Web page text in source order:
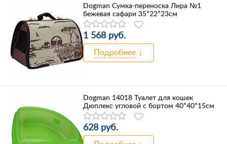
Dogman Сумка-переноска Лира №1
бежевая сафари 35*22*23см
1 568 руб.
Подробнее
Dogman 14018 Туалет для кошек
Дюплекс угловой с бортом 40*40*15см
628 руб.